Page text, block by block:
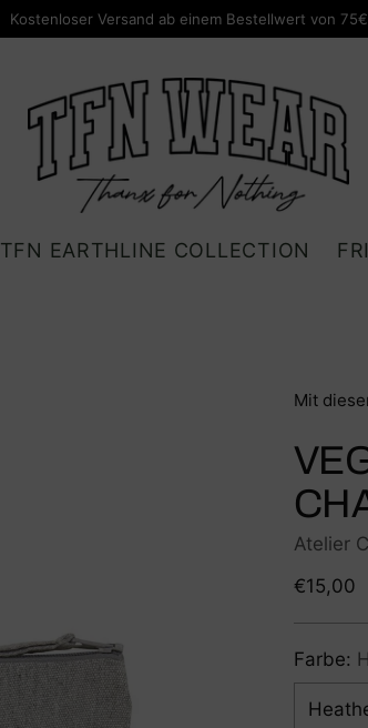
Kostenloser Versand ab einem Bestellwert von 75€
TFN EARTHLINE COLLECTION
Mit
Atelier
Regulärer
€15,00
Farbe: